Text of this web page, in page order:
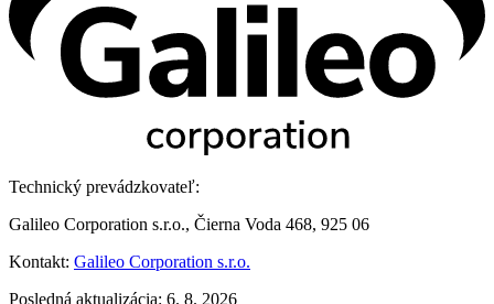
Technický prevádzkovateľ:
Galileo Corporation s.r.o., Čierna Voda 468, 925 06
Kontakt: Galileo Corporation s.r.o.
Posledná aktualizácia: 6. 8. 2026